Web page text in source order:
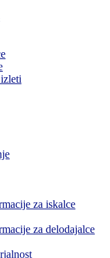
za iskalce
za delodajalce